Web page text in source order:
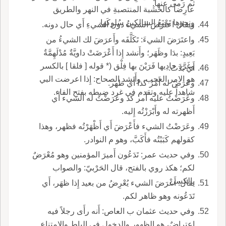
ثم رَمى عنها.
عارِضاً كالخشَبة المنتصبةِ في النهر والطريق
ونحوها تَمْنَعُ السالكين سُلوكَها.
ويقال اعتَرَضَ الشيءُ دون الشيءِ أَي حال دونه.
واعتَرَضَ الشيءَ: تَكَلَّفَه وأَعرَضَ لك الشيءُ من
بَعِيدٍ: بدَا وظَهَر؛ وأَنشد إِذا أَعْرَضَتْ داويَّةٌ مُدْلَهِمَّةٌ
وغَرَّدَ حادِيها فَرَيْنَ بها فِلْق (* قوله [ فلقا ] بالكسر
هو الامر العجب، وأَنشد الصحاح: إِذا اعرضت البي
شاهداً عليه وتقدم في غرد ضبطه بفتح الفاء.
أَي بَدَتْ.
وعَرَضَ له أَمْرُ كذا أَي ظهر.
وعَرَضْتُ عليه أَمر كذ وعَرَضْتُ له الشيء أَي
أَظهرته له وأَبْرَزْتُه إِليه.
وعَرَضْتُ الشيء فأَعْرَضَ أَي أَظْهَرْتُه فظهر، وهذا
كقولهم كَبَبْتُه فأَكَبَّ، وهو م النوادر.
وفي حديث عمر: تَدَعُون أَميرَ المؤمنين وهو مُعْرَضٌ
لكم؛ هكذ روي بالفتح، قال الحَرْبيّ: والصواب
بالكسر.
يقال: أَعْرَضَ الشيء يُعْرِضُ من بعيد إِذا ظهَر، أَي
تَدَعُونه وهو ظاهر لكم.
وفي حديث عثمان ب العاص: أَنه رأَى رجلاً فيه
اعتِراضٌ، هو الظهور والدخول في الباط والامتناع